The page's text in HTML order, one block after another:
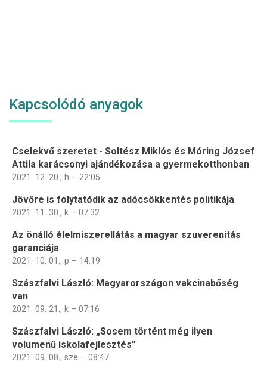
Kapcsolódó anyagok
Cselekvő szeretet - Soltész Miklós és Móring József
Attila karácsonyi ajándékozása a gyermekotthonban
2021. 12. 20., h – 22:05
Jövőre is folytatódik az adócsökkentés politikája
2021. 11. 30., k – 07:32
Az önálló élelmiszerellátás a magyar szuverenitás
garanciája
2021. 10. 01., p – 14:19
Szászfalvi László: Magyarországon vakcinabőség
van
2021. 09. 21., k – 07:16
Szászfalvi László: „Sosem történt még ilyen
volumenű iskolafejlesztés”
2021. 09. 08., sze – 08:47